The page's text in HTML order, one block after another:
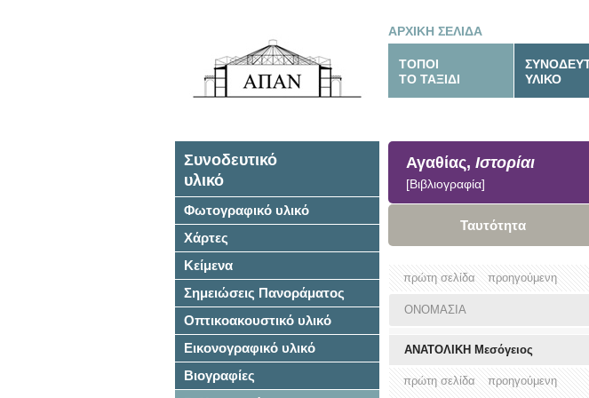
ΑΡΧΙΚΗ ΣΕΛΙΔΑ
ΤΟΠΟΙ
ΤΟ ΤΑΞΙΔΙ
ΥΛΙΚΟ
Συνοδευτικό
υλικό
Φωτογραφικό υλικό
Χάρτες
Κείμενα
Σημειώσεις Πανοράματος
Οπτικοακουστικό υλικό
Εικονογραφικό υλικό
Βιογραφίες
Αγαθίας, Ιστορίαι
[Βιβλιογραφία]
Ταυτότητα
πρώτη σελίδα προηγούμενη
ΟΝΟΜΑΣΙΑ
ΑΝΑΤΟΛΙΚΗ Μεσόγειος
πρώτη σελίδα προηγούμενη